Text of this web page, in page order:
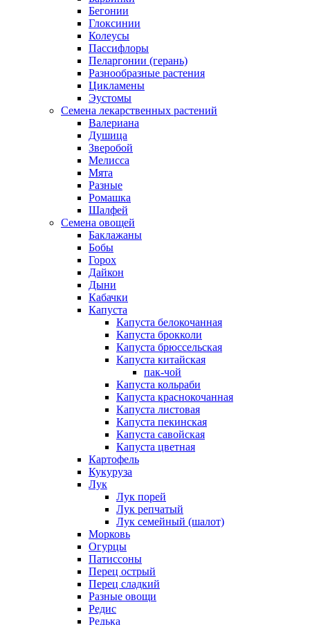
Бегонии
Глоксинии
Колеусы
Пассифлоры
Пеларгонии (герань)
Разнообразные растения
Цикламены
Эустомы
Семена лекарственных растений
Валериана
Душица
Зверобой
Мелисса
Мята
Разные
Ромашка
Шалфей
Семена овощей
Баклажаны
Бобы
Горох
Дайкон
Дыни
Кабачки
Капуста
Капуста белокочанная
Капуста брокколи
Капуста брюссельская
Капуста китайская
пак-чой
Капуста кольраби
Капуста краснокочанная
Капуста листовая
Капуста пекинская
Капуста савойская
Капуста цветная
Картофель
Кукуруза
Лук
Лук порей
Лук репчатый
Лук семейный (шалот)
Морковь
Огурцы
Патиссоны
Перец острый
Перец сладкий
Разные овощи
Редис
Редька